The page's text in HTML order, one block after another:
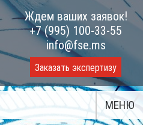
Ждем ваших заявок!
+7 (995) 100-33-55
info@fse.ms
Заказать экспертизу
МЕНЮ